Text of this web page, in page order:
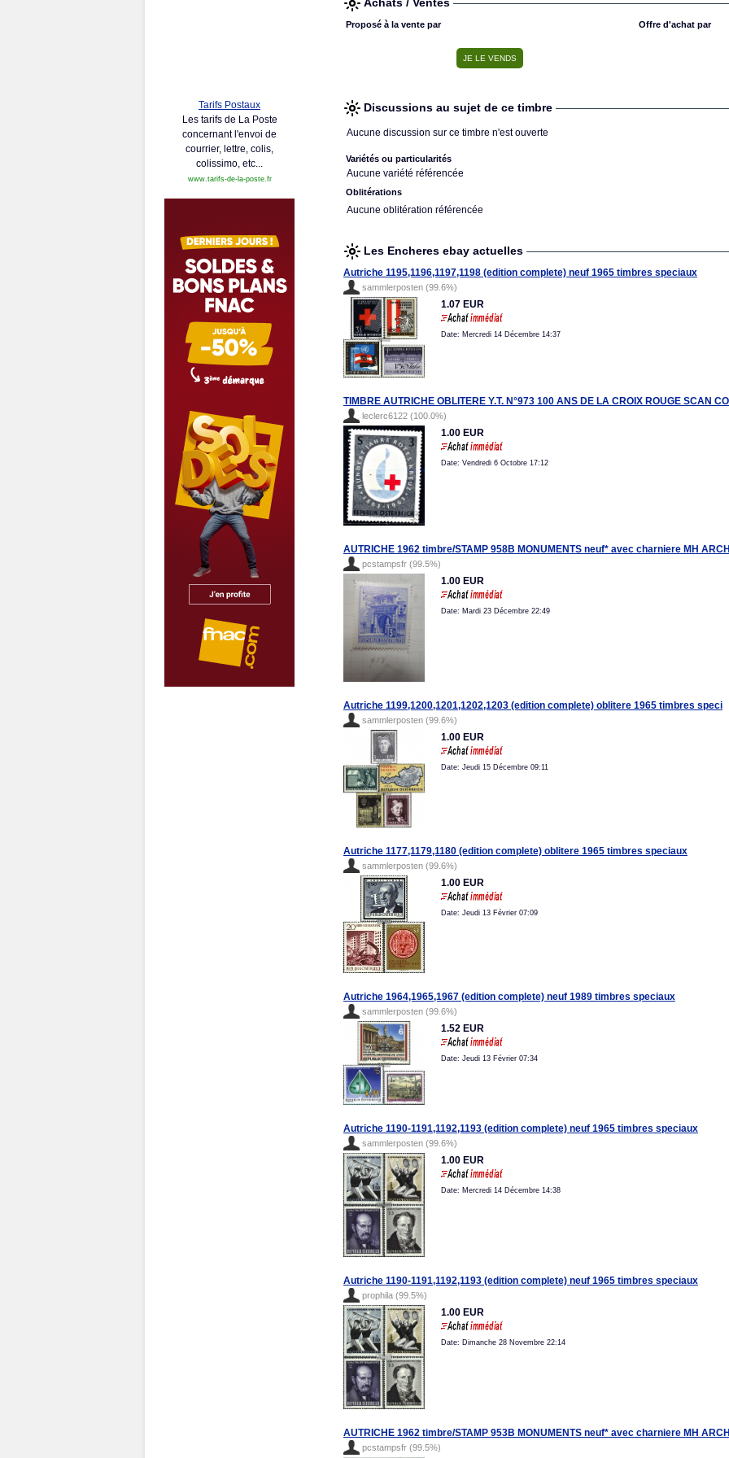
Tarifs Postaux
Les tarifs de La Poste
concernant l'envoi de
courrier, lettre, colis,
colissimo, etc...
www.tarifs-de-la-poste.fr
Proposé à la vente par Offre d'achat par
Discussions au sujet de ce timbre
Aucune discussion sur ce timbre n'est ouverte
Variétés ou particularités
Aucune variété référencée
Oblitérations
Aucune oblitération référencée
Les Encheres ebay actuelles
Autriche 1195,1196,1197,1198 (edition complete) neuf 1965 timbres speciaux
sammlerposten (99.6%)
1.07 EUR
Date: Mercredi 14 Décembre 14:37
TIMBRE AUTRICHE OBLITERE Y.T. N°973 100 ANS DE LA CROIX ROUGE SCAN
leclerc6122 (100.0%)
1.00 EUR
Date: Vendredi 6 Octobre 17:12
AUTRICHE 1962 timbre/STAMP 958B MONUMENTS neuf* avec charniere MH
pcstampsfr (99.5%)
1.00 EUR
Date: Mardi 23 Décembre 22:49
Autriche 1199,1200,1201,1202,1203 (edition complete) oblitere 1965 timbres speci
sammlerposten (99.6%)
1.00 EUR
Date: Jeudi 15 Décembre 09:11
Autriche 1177,1179,1180 (edition complete) oblitere 1965 timbres speciaux
sammlerposten (99.6%)
1.00 EUR
Date: Jeudi 13 Février 07:09
Autriche 1964,1965,1967 (edition complete) neuf 1989 timbres speciaux
sammlerposten (99.6%)
1.52 EUR
Date: Jeudi 13 Février 07:34
Autriche 1190-1191,1192,1193 (edition complete) neuf 1965 timbres speciaux
sammlerposten (99.6%)
1.00 EUR
Date: Mercredi 14 Décembre 14:38
Autriche 1190-1191,1192,1193 (edition complete) neuf 1965 timbres speciaux
prophila (99.5%)
1.00 EUR
Date: Dimanche 28 Novembre 22:14
AUTRICHE 1962 timbre/STAMP 953B MONUMENTS neuf* avec charniere MH
pcstampsfr (99.5%)